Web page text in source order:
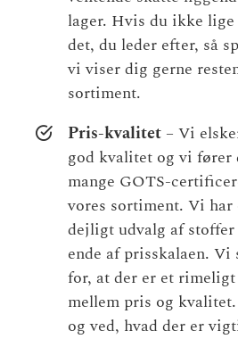
lager. Hvis du ikke
det, du leder efter, så
vi viser dig gerne
sortiment.
Pris-kvalitet – Vi
god kvalitet og vi fører
mange GOTS-
vores sortiment. Vi har
dejligt udvalg af stoffer
ende af prisskalaen.
for, at der er et
mellem pris og
og ved, hvad der er